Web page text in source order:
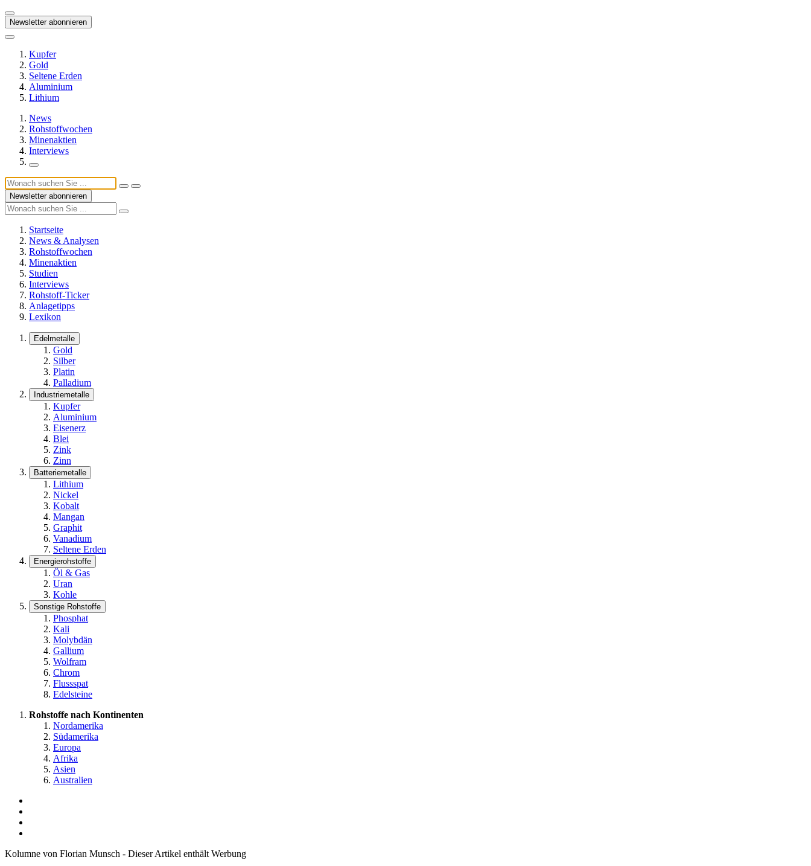
Newsletter abonnieren
Kupfer
Gold
Seltene Erden
Aluminium
Lithium
News
Rohstoffwochen
Minenaktien
Interviews
Newsletter abonnieren
Startseite
News & Analysen
Rohstoffwochen
Minenaktien
Studien
Interviews
Rohstoff-Ticker
Anlagetipps
Lexikon
Edelmetalle
Gold
Silber
Platin
Palladium
Industriemetalle
Kupfer
Aluminium
Eisenerz
Blei
Zink
Zinn
Batteriemetalle
Lithium
Nickel
Kobalt
Mangan
Graphit
Vanadium
Seltene Erden
Energierohstoffe
Öl & Gas
Uran
Kohle
Sonstige Rohstoffe
Phosphat
Kali
Molybdän
Gallium
Wolfram
Chrom
Flussspat
Edelsteine
Rohstoffe nach Kontinenten
Nordamerika
Südamerika
Europa
Afrika
Asien
Australien
Kolumne von Florian Munsch - Dieser Artikel enthält Werbung